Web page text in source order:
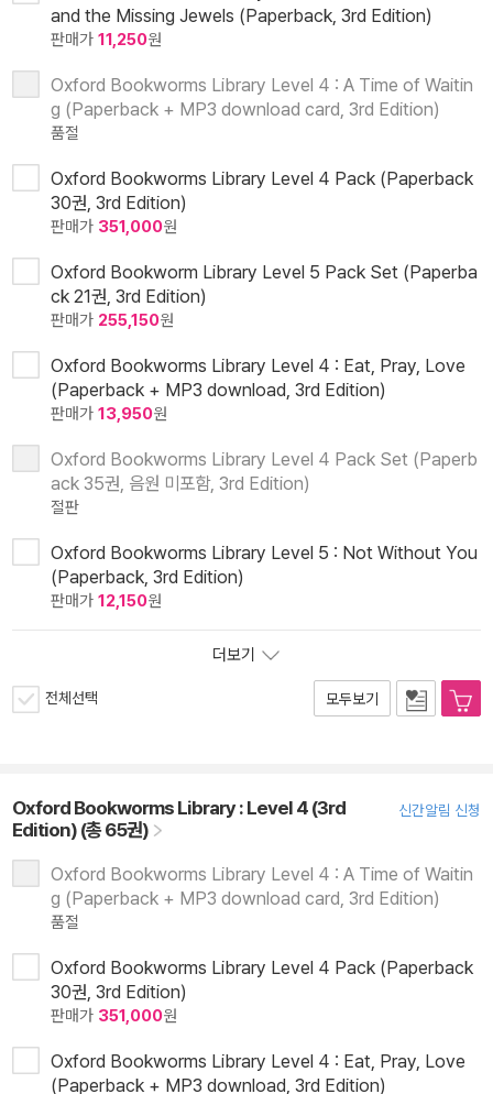
and the Missing Jewels (Paperback, 3rd Edition)
판매가 11,250원
Oxford Bookworms Library Level 4 : A Time of Waitin
g (Paperback + MP3 download card, 3rd Edition)
품절
Oxford Bookworms Library Level 4 Pack (Paperback
30권, 3rd Edition)
판매가 351,000원
Oxford Bookworm Library Level 5 Pack Set (Paperba
ck 21권, 3rd Edition)
판매가 255,150원
Oxford Bookworms Library Level 4 : Eat, Pray, Love
(Paperback + MP3 download, 3rd Edition)
판매가 13,950원
Oxford Bookworms Library Level 4 Pack Set (Paperb
ack 35권, 음원 미포함, 3rd Edition)
절판
Oxford Bookworms Library Level 5 : Not Without You
(Paperback, 3rd Edition)
판매가 12,150원
더보기
전체선택 모두보기
Oxford Bookworms Library : Level 4 (3rd
Edition) (총 65권)
신간알림 신청
Oxford Bookworms Library Level 4 : A Time of Waitin
g (Paperback + MP3 download card, 3rd Edition)
품절
Oxford Bookworms Library Level 4 Pack (Paperback
30권, 3rd Edition)
판매가 351,000원
Oxford Bookworms Library Level 4 : Eat, Pray, Love
(Paperback + MP3 download, 3rd Edition)